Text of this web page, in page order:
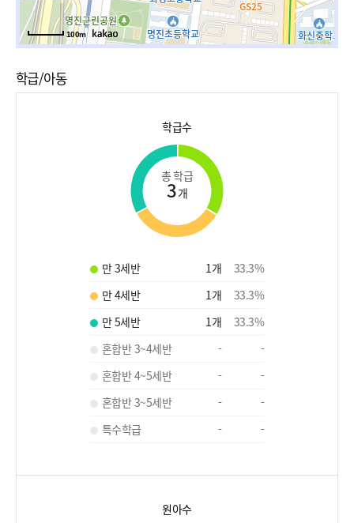
100m
학급/아동
학급수
총 학급
3개
만 3세반 1개 33.3%
만 4세반
1개 33.3%
만 5세반
1개 33.3%
혼합반 3~4세반
-
-
혼합반 4~5세반
-
-
혼합반 3~5세반
-
-
특수학급
- -
원아수